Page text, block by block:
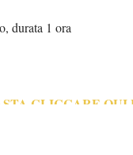
durata 1 ora
CLICCARE
L'ACQUISTO